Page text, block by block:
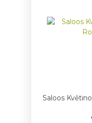
Saloos